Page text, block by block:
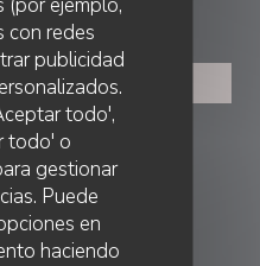
con redes
publicidad
todo',
todo' o
gestionar
Puede
en
haciendo
MESA
((abre en una nueva
Instagram ((abre en una